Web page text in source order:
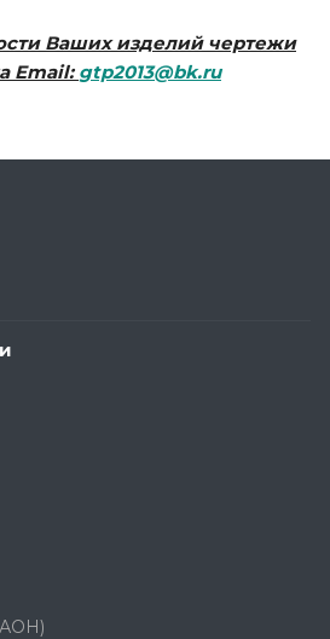
Ваших изделий чертежи
Email: gtp2013@bk.ru